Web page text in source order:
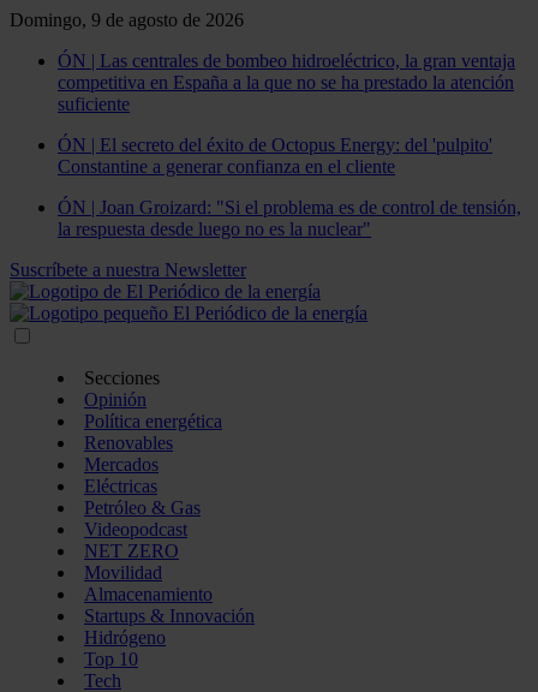
Domingo, 9 de agosto de 2026
ÓN | Las centrales de bombeo hidroeléctrico, la gran ventaja
competitiva en España a la que no se ha prestado la atención
suficiente
ÓN | El secreto del éxito de Octopus Energy: del 'pulpito'
Constantine a generar confianza en el cliente
ÓN | Joan Groizard: "Si el problema es de control de tensión,
la respuesta desde luego no es la nuclear"
Suscríbete a nuestra Newsletter
Secciones
Opinión
Política energética
Renovables
Mercados
Eléctricas
Petróleo & Gas
Videopodcast
NET ZERO
Movilidad
Almacenamiento
Startups & Innovación
Hidrógeno
Top 10
Tech